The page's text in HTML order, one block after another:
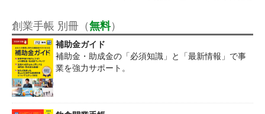
創業手帳 別冊（無料）
補助金ガイド
補助金・助成金の「必須知識」と「最新情報」で事
業を強力サポート。